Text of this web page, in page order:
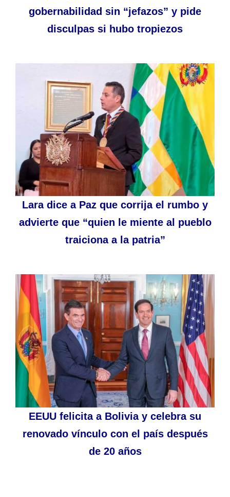
gobernabilidad sin “jefazos” y pide
disculpas si hubo tropiezos
Lara dice a Paz que corrija el rumbo y
advierte que “quien le miente al pueblo
traiciona a la patria”
EEUU felicita a Bolivia y celebra su
renovado vínculo con el país después
de 20 años